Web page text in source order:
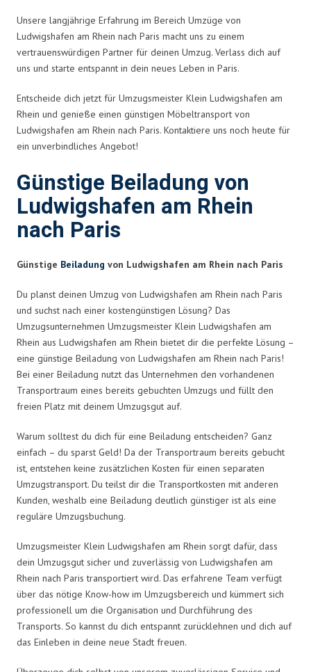
Unsere langjährige Erfahrung im Bereich Umzüge von
Ludwigshafen am Rhein nach Paris macht uns zu einem
vertrauenswürdigen Partner für deinen Umzug. Verlass dich auf
uns und starte entspannt in dein neues Leben in Paris.
Entscheide dich jetzt für Umzugsmeister Klein Ludwigshafen am
Rhein und genieße einen günstigen Möbeltransport von
Ludwigshafen am Rhein nach Paris. Kontaktiere uns noch heute für
ein unverbindliches Angebot!
Günstige Beiladung von
Ludwigshafen am Rhein
nach Paris
Günstige Beiladung von Ludwigshafen am Rhein nach Paris
Du planst deinen Umzug von Ludwigshafen am Rhein nach Paris
und suchst nach einer kostengünstigen Lösung? Das
Umzugsunternehmen Umzugsmeister Klein Ludwigshafen am
Rhein aus Ludwigshafen am Rhein bietet dir die perfekte Lösung –
eine günstige Beiladung von Ludwigshafen am Rhein nach Paris!
Bei einer Beiladung nutzt das Unternehmen den vorhandenen
Transportraum eines bereits gebuchten Umzugs und füllt den
freien Platz mit deinem Umzugsgut auf.
Warum solltest du dich für eine Beiladung entscheiden? Ganz
einfach – du sparst Geld! Da der Transportraum bereits gebucht
ist, entstehen keine zusätzlichen Kosten für einen separaten
Umzugstransport. Du teilst dir die Transportkosten mit anderen
Kunden, weshalb eine Beiladung deutlich günstiger ist als eine
reguläre Umzugsbuchung.
Umzugsmeister Klein Ludwigshafen am Rhein sorgt dafür, dass
dein Umzugsgut sicher und zuverlässig von Ludwigshafen am
Rhein nach Paris transportiert wird. Das erfahrene Team verfügt
über das nötige Know-how im Umzugsbereich und kümmert sich
professionell um die Organisation und Durchführung des
Transports. So kannst du dich entspannt zurücklehnen und dich auf
das Einleben in deine neue Stadt freuen.